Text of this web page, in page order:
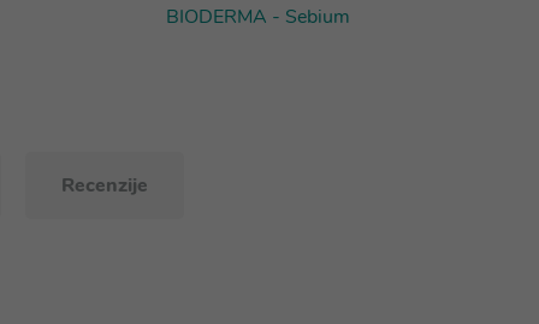
BIODERMA - Sebium
Recenzije